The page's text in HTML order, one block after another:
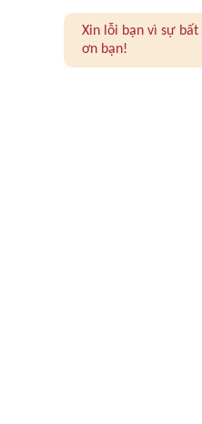
Xin lỗi bạn vì sự
ơn bạn!